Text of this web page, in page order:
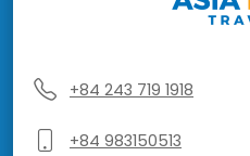
+84 243 719 1918
+84 983150513